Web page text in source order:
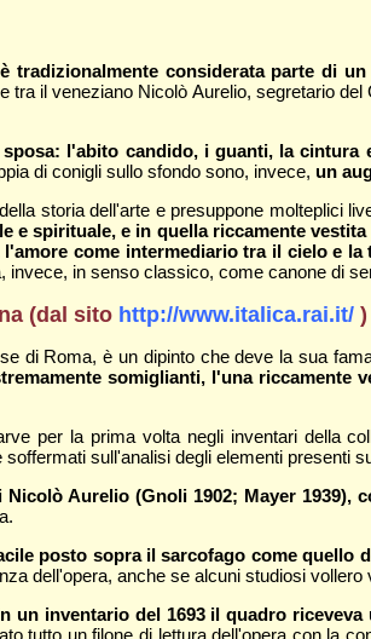
tradizionalmente considerata parte di
il veneziano Nicolò Aurelio, segretario
l'abito candido, i guanti, la
di conigli sullo sfondo sono, invece, un
storia dell'arte e presuppone molteplici
e spirituale, e in quella riccamente
come intermediario tra il cielo e la
in senso classico, come canone di
(dal sito http://www.italica.rai.it/)
di Roma, è un dipinto che deve la sua
somiglianti, l'una
per la prima volta negli inventari della
soffermati sull'analisi degli elementi presenti
Aurelio (Gnoli 1902; Mayer 1939),
posto sopra il sarcofago come quello
dell'opera, anche se alcuni studiosi
un inventario del 1693 il quadro